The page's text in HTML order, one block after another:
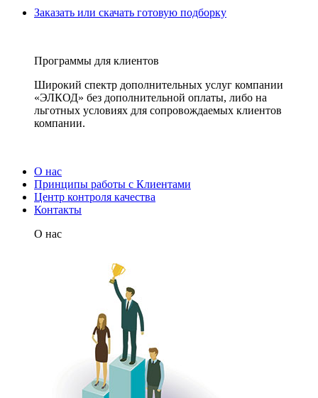
Заказать или скачать готовую подборку
Программы для клиентов
Широкий спектр дополнительных услуг компании
«ЭЛКОД» без дополнительной оплаты, либо на
льготных условиях для сопровождаемых клиентов
компании.
О нас
Принципы работы с Клиентами
Центр контроля качества
Контакты
О нас